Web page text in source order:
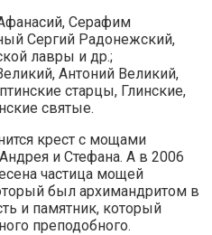
Серафим
Сергий Радонежский,
лавры и др.;
Антоний Великий,
старцы, Глинские,
святые.
крест с мощами
и Стефана. А в 2006
частица мощей
был архимандритом в
и памятник, который
преподобного.